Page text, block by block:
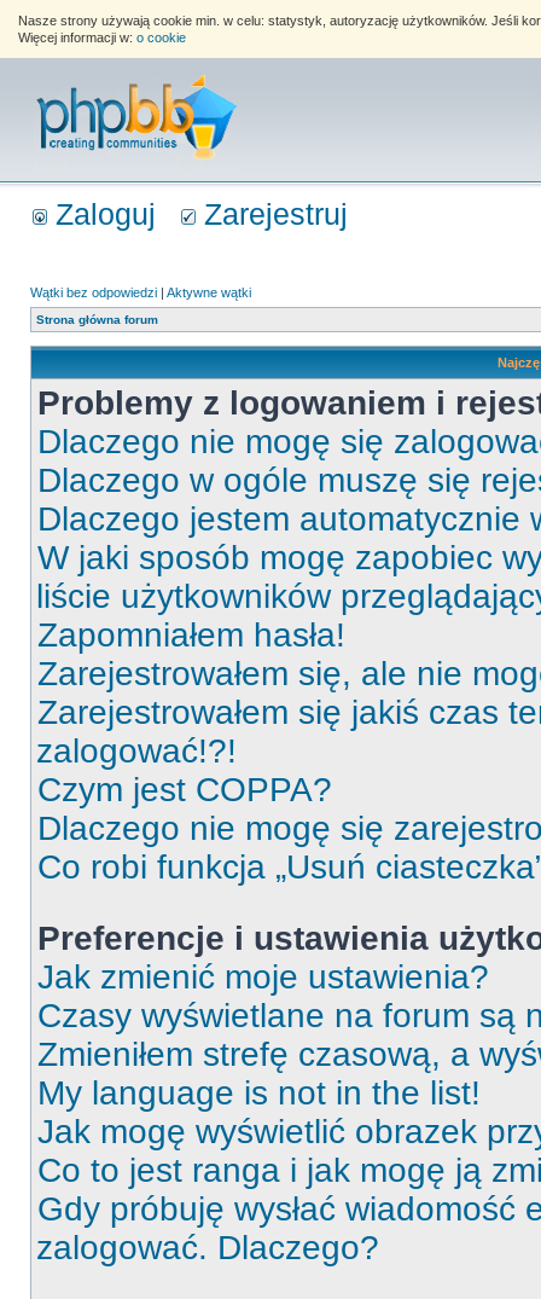
Nasze strony używają cookie min. w celu: statystyk, autoryzację użytkowników. Jeśli
Więcej informacji w: o cookie
Zaloguj Zarejestruj
Wątki bez odpowiedzi | Aktywne wątki
Strona główna forum
Problemy z logowaniem i
Dlaczego nie mogę się
Dlaczego w ogóle muszę się
Dlaczego jestem automatycznie
W jaki sposób mogę zapobiec
liście użytkowników
Zapomniałem hasła!
Zarejestrowałem się, ale nie
Zarejestrowałem się jakiś czas
zalogować!?!
Czym jest COPPA?
Dlaczego nie mogę się
Co robi funkcja „Usuń
Preferencje i ustawienia
Jak zmienić moje ustawienia?
Czasy wyświetlane na forum są
Zmieniłem strefę czasową, a
My language is not in the list!
Jak mogę wyświetlić obrazek
Co to jest ranga i jak mogę ją
Gdy próbuję wysłać wiadomość
zalogować. Dlaczego?